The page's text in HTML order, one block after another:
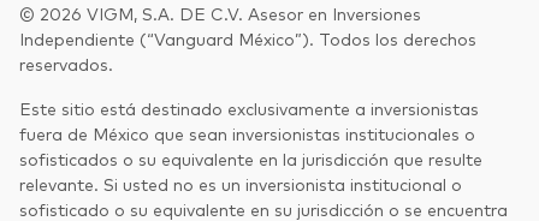
© 2026 VIGM, S.A. DE C.V. Asesor en Inversiones
Independiente (“Vanguard México”). Todos los derechos
reservados.
Este sitio está destinado exclusivamente a inversionistas
fuera de México que sean inversionistas institucionales o
sofisticados o su equivalente en la jurisdicción que resulte
relevante. Si usted no es un inversionista institucional o
sofisticado o su equivalente en su jurisdicción o se encuentra